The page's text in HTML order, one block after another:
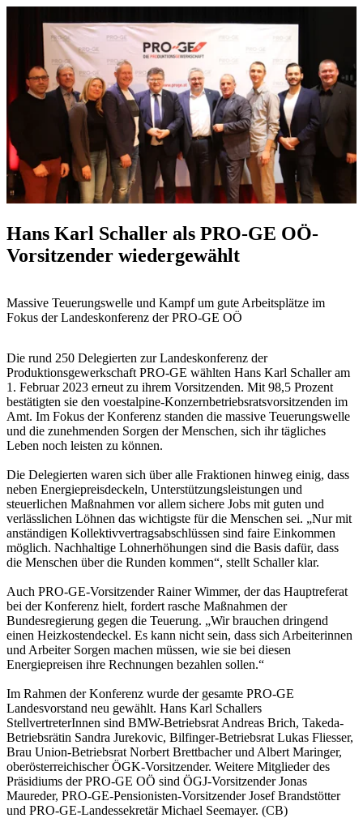
Hans Karl Schaller als PRO-GE OÖ-
Vorsitzender wiedergewählt
Massive Teuerungswelle und Kampf um gute Arbeitsplätze im
Fokus der Landeskonferenz der PRO-GE OÖ
Die rund 250 Delegierten zur Landeskonferenz der
Produktionsgewerkschaft PRO-GE wählten Hans Karl Schaller am
1. Februar 2023 erneut zu ihrem Vorsitzenden. Mit 98,5 Prozent
bestätigten sie den voestalpine-Konzernbetriebsratsvorsitzenden im
Amt. Im Fokus der Konferenz standen die massive Teuerungswelle
und die zunehmenden Sorgen der Menschen, sich ihr tägliches
Leben noch leisten zu können.
Die Delegierten waren sich über alle Fraktionen hinweg einig, dass
neben Energiepreisdeckeln, Unterstützungsleistungen und
steuerlichen Maßnahmen vor allem sichere Jobs mit guten und
verlässlichen Löhnen das wichtigste für die Menschen sei. „Nur mit
anständigen Kollektivvertragsabschlüssen sind faire Einkommen
möglich. Nachhaltige Lohnerhöhungen sind die Basis dafür, dass
die Menschen über die Runden kommen“, stellt Schaller klar.
Auch PRO-GE-Vorsitzender Rainer Wimmer, der das Hauptreferat
bei der Konferenz hielt, fordert rasche Maßnahmen der
Bundesregierung gegen die Teuerung. „Wir brauchen dringend
einen Heizkostendeckel. Es kann nicht sein, dass sich Arbeiterinnen
und Arbeiter Sorgen machen müssen, wie sie bei diesen
Energiepreisen ihre Rechnungen bezahlen sollen.“
Im Rahmen der Konferenz wurde der gesamte PRO-GE
Landesvorstand neu gewählt. Hans Karl Schallers
StellvertreterInnen sind BMW-Betriebsrat Andreas Brich, Takeda-
Betriebsrätin Sandra Jurekovic, Bilfinger-Betriebsrat Lukas Fliesser,
Brau Union-Betriebsrat Norbert Brettbacher und Albert Maringer,
oberösterreichischer ÖGK-Vorsitzender. Weitere Mitglieder des
Präsidiums der PRO-GE OÖ sind ÖGJ-Vorsitzender Jonas
Maureder, PRO-GE-Pensionisten-Vorsitzender Josef Brandstötter
und PRO-GE-Landessekretär Michael Seemayer. (CB)